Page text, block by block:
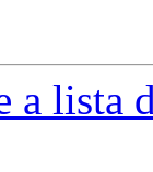
a lista